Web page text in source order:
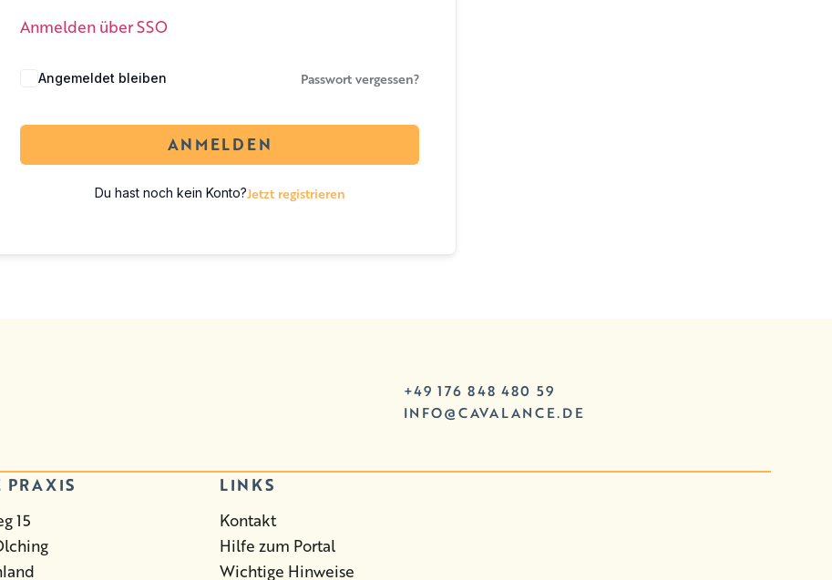
Anmelden über SSO
Angemeldet bleiben Passwort vergessen?
ANMELDEN
Du hast noch kein Konto?Jetzt registrieren
+49 176 848 480 59
INFO@CAVALANCE.DE
PRAXIS
15
LINKS
Kontakt
Hilfe zum Portal
Wichtige Hinweise